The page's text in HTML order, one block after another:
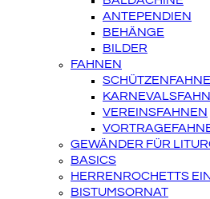
ANTEPENDIEN
BEHÄNGE
BILDER
FAHNEN
VEREINSFAHNEN
GEWÄNDER FÜR
BASICS
HERRENROCHETTS
BISTUMSORNAT